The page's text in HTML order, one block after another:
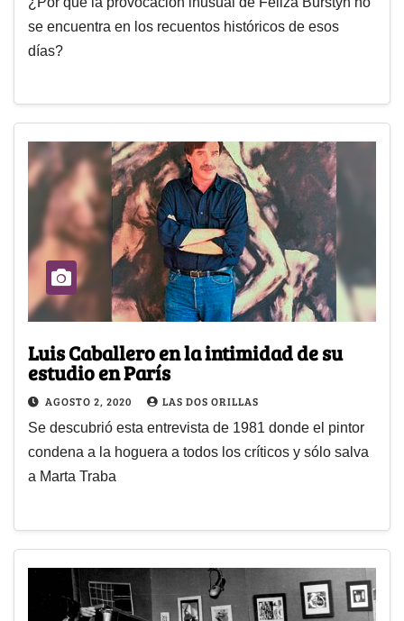
se encuentra en los recuentos históricos de esos
días?
Luis Caballero en la intimidad de su
estudio en París
AGOSTO 2, 2020 LAS DOS ORILLAS
Se descubrió esta entrevista de 1981 donde el pintor
condena a la hoguera a todos los críticos y sólo salva
a Marta Traba